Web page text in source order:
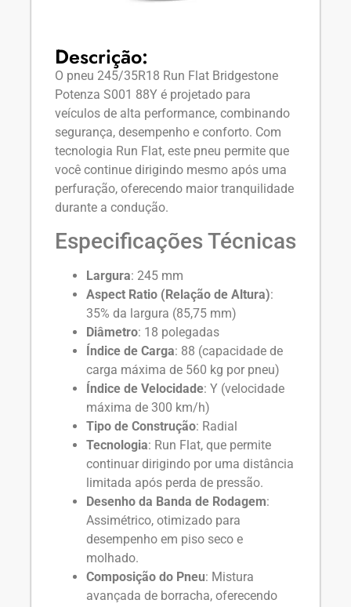
Descrição:
O pneu 245/35R18 Run Flat Bridgestone
Potenza S001 88Y é projetado para
veículos de alta performance, combinando
segurança, desempenho e conforto. Com
tecnologia Run Flat, este pneu permite que
você continue dirigindo mesmo após uma
perfuração, oferecendo maior tranquilidade
durante a condução.
Especificações Técnicas
Largura: 245 mm
Aspect Ratio (Relação de Altura):
35% da largura (85,75 mm)
Diâmetro: 18 polegadas
Índice de Carga: 88 (capacidade de
carga máxima de 560 kg por pneu)
Índice de Velocidade: Y (velocidade
máxima de 300 km/h)
Tipo de Construção: Radial
Tecnologia: Run Flat, que permite
continuar dirigindo por uma distância
limitada após perda de pressão.
Desenho da Banda de Rodagem:
Assimétrico, otimizado para
desempenho em piso seco e
molhado.
Composição do Pneu: Mistura
avançada de borracha, oferecendo